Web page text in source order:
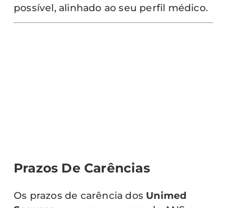
possível, alinhado ao seu perfil médico.
Prazos De Carências
Os prazos de carência dos Unimed